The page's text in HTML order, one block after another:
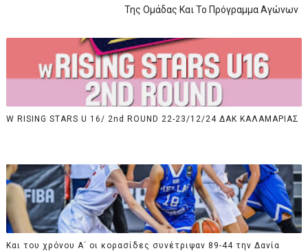
Της Ομάδας Και Το Πρόγραμμα Αγώνων
W RISING STARS U 16/ 2nd ROUND 22-23/12/24 ΔΑΚ ΚΑΛΑΜΑΡΙΑΣ
Και του χρόνου Α΄ οι κορασίδες συνέτριψαν 89-44 την Δανία